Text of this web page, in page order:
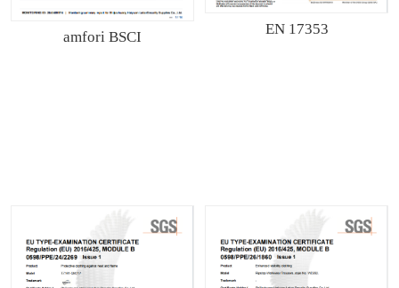
amfori BSCI EN 17353